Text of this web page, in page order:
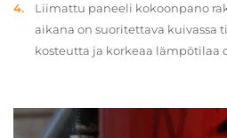
Liimattu paneeli kokoonpano
aikana on suoritettava kuivassa
kosteutta ja korkeaa lämpötilaa